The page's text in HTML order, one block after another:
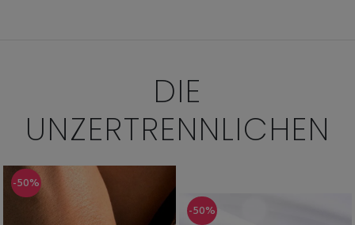
DIE
UNZERTRENNLICHEN
-50%
-50%